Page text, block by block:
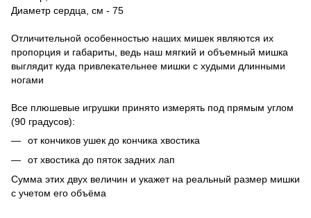
Диаметр сердца, см - 75
Отличительной особенностью наших мишек являются их
пропорция и габариты, ведь наш мягкий и объемный мишка
выглядит куда привлекательнее мишки с худыми длинными
ногами
Все плюшевые игрушки принято измерять под прямым углом
(90 градусов):
от кончиков ушек до кончика хвостика
от хвостика до пяток задних лап
Сумма этих двух величин и укажет на реальный размер мишки
с учетом его объёма